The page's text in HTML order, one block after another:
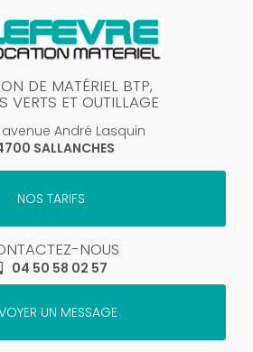
DE MATÉRIEL BTP,
VERTS ET OUTILLAGE
avenue André Lasquin
SALLANCHES
NOS TARIFS
NOUS
04 50 58 02 57
UN MESSAGE